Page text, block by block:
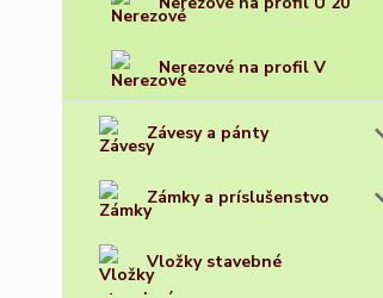
Nerezové na profil V
Závesy a pánty
Zámky a príslušenstvo
Vložky stavebné